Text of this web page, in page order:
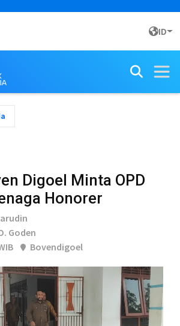
ID
Digoel Minta OPD
Honorer
Goden
Bovendigoel